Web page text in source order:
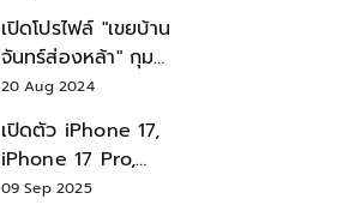
เปิดโปรไฟล์ "เขยบ้าน
จันทร์ส่องหล้า" กุม
บังเหียนธุรกิจตระกูล
"ชินวัตร"
20 Aug 2024
เปิดตัว iPhone 17,
iPhone 17 Pro,
iPhone 17 Air สเปค
09 Sep 2025